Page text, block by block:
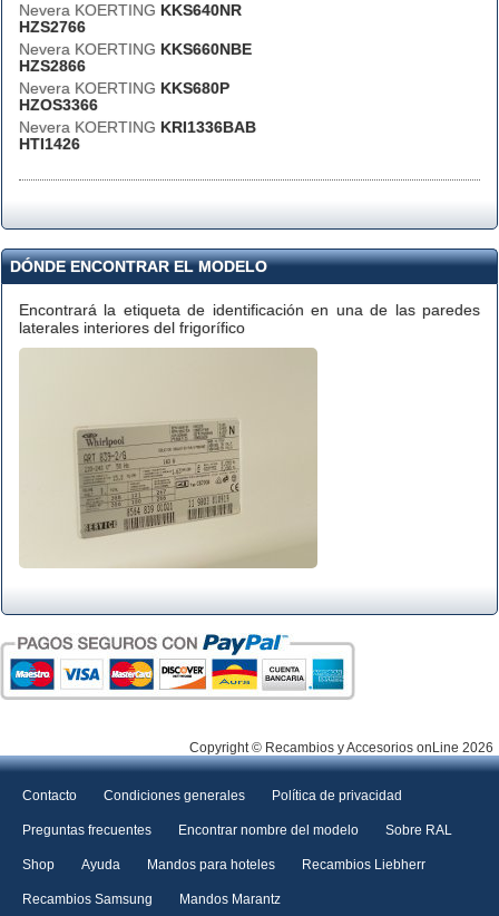
Nevera KOERTING KKS640NR
HZS2766
Nevera KOERTING KKS660NBE
HZS2866
Nevera KOERTING KKS680P
HZOS3366
Nevera KOERTING KRI1336BAB
HTI1426
DÓNDE ENCONTRAR EL MODELO
Encontrará la etiqueta de identificación en una de las paredes
laterales interiores del frigorífico
Copyright © Recambios y Accesorios onLine 2026
Contacto Condiciones generales Política de privacidad
Preguntas frecuentes Encontrar nombre del modelo Sobre RAL
Shop Ayuda Mandos para hoteles Recambios Liebherr
Recambios Samsung Mandos Marantz